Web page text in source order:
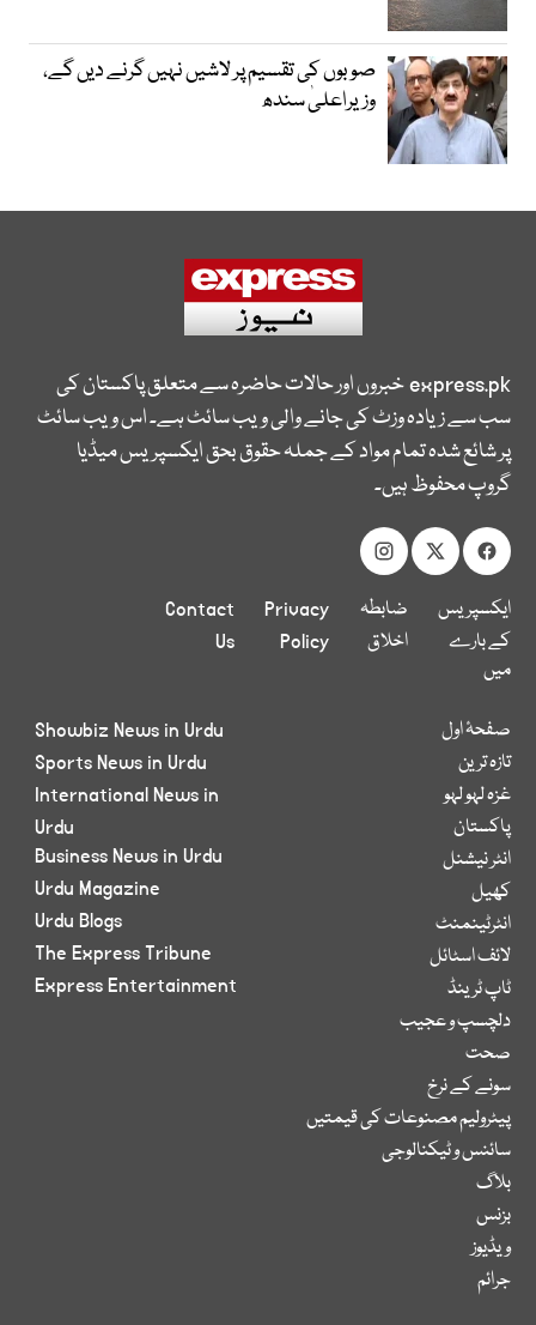
صوبوں کی تقسیم پر لاشیں نہیں گرنے دیں گے،
وزیراعلیٰ سندھ
express.pkخبروں اور حالات حاضرہ سے متعلق پاکستان کی
سب سے زیادہ وزٹ کی جانے والی ویب سائٹ ہے۔ اس ویب سائٹ
پر شائع شدہ تمام مواد کے جملہ حقوق بحق ایکسپریس میڈیا
گروپ محفوظ ہیں۔
ایکسپریس
کے بارے
میں
ضابطہ
اخلاق
Privacy
Policy
Contact
Us
صفحۂ اول
تازہ ترین
غزہ لہو لہو
پاکستان
انٹر نیشنل
کھیل
انٹرٹینمنٹ
لائف اسٹائل
ٹاپ ٹرینڈ
دلچسپ و عجیب
صحت
سونے کے نرخ
پیٹرولیم مصنوعات کی قیمتیں
سائنس و ٹیکنالوجی
بلاگ
بزنس
ویڈیوز
جرائم
Showbiz News in Urdu
Sports News in Urdu
International News in
Urdu
Business News in Urdu
Urdu Magazine
Urdu Blogs
The Express Tribune
Express Entertainment